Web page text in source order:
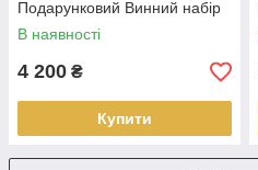
Подарунковий Винний набір
В наявності
4 200 ₴
Купити